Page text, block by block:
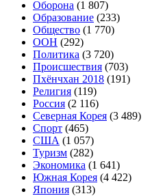
Оборона (1 807)
Образование (233)
Общество (1 770)
ООН (292)
Политика (3 720)
Происшествия (703)
Пхёнчхан 2018 (191)
Религия (119)
Россия (2 116)
Северная Корея (3 489)
Спорт (465)
США (1 057)
Туризм (282)
Экономика (1 641)
Южная Корея (4 422)
Япония (313)